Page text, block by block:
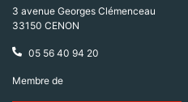
3 avenue Georges Clémenceau
33150 CENON
05 56 40 94 20
Membre de